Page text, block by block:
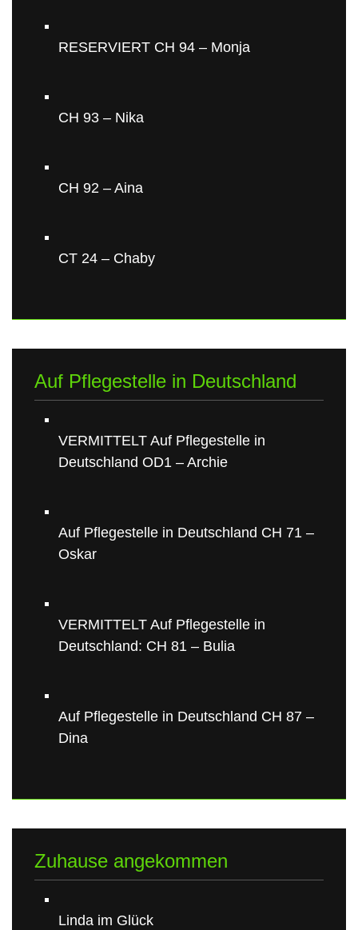
RESERVIERT CH 94 – Monja
CH 93 – Nika
CH 92 – Aina
CT 24 – Chaby
Auf Pflegestelle in Deutschland
VERMITTELT Auf Pflegestelle in
Deutschland OD1 – Archie
Auf Pflegestelle in Deutschland CH 71 –
Oskar
VERMITTELT Auf Pflegestelle in
Deutschland: CH 81 – Bulia
Auf Pflegestelle in Deutschland CH 87 –
Dina
Zuhause angekommen
Linda im Glück